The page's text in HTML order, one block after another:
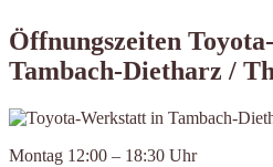
Öffnungszeiten
Tambach-Dietharz /
Montag 12:00 – 18:30 Uhr